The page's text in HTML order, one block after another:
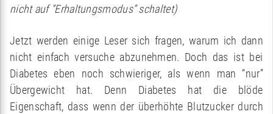
nicht auf “Erhaltungsmodus” schaltet)
Jetzt werden einige Leser sich fragen, warum ich dann
nicht einfach versuche abzunehmen. Doch das ist bei
Diabetes eben noch schwieriger, als wenn man “nur”
Übergewicht hat. Denn Diabetes hat die blöde
Eigenschaft, dass wenn der überhöhte Blutzucker durch